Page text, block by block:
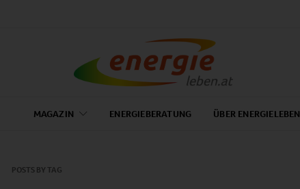
MAGAZIN ENERGIEBERATUNG ÜBER ENERGIELEBEN
POSTS BY TAG